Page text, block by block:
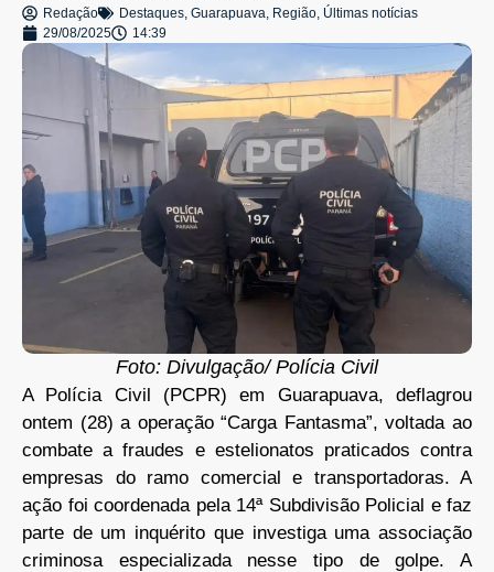
Redação Destaques, Guarapuava, Região, Últimas notícias
29/08/2025
14:39
Foto: Divulgação/ Polícia Civil
A Polícia Civil (PCPR) em Guarapuava, deflagrou
ontem (28) a operação “Carga Fantasma”, voltada ao
combate a fraudes e estelionatos praticados contra
empresas do ramo comercial e transportadoras. A
ação foi coordenada pela 14ª Subdivisão Policial e faz
parte de um inquérito que investiga uma associação
criminosa especializada nesse tipo de golpe. A